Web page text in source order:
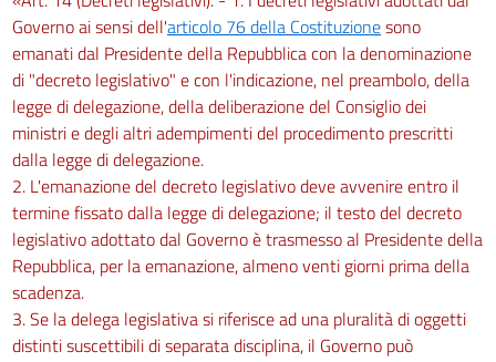
Governo ai sensi dell'articolo 76 della Costituzionesono
emanati dal Presidente della Repubblica con la denominazione
di "decreto legislativo" e con l'indicazione, nel preambolo, della
legge di delegazione, della deliberazione del Consiglio dei
ministri e degli altri adempimenti del procedimento prescritti
dalla legge di delegazione.
2. L'emanazione del decreto legislativo deve avvenire entro il
termine fissato dalla legge di delegazione; il testo del decreto
legislativo adottato dal Governo è trasmesso al Presidente della
Repubblica, per la emanazione, almeno venti giorni prima della
scadenza.
3. Se la delega legislativa si riferisce ad una pluralità di oggetti
distinti suscettibili di separata disciplina, il Governo può